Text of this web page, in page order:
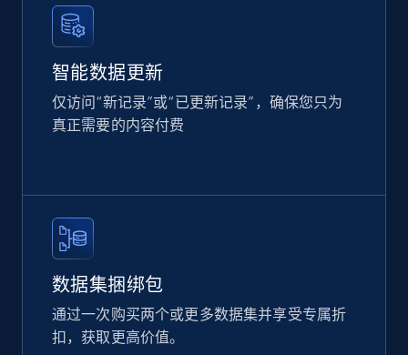
智能数据更新
仅访问“新记录”或“已更新记录”，确保您只为
真正需要的内容付费
数据集捆绑包
通过一次购买两个或更多数据集并享受专属折
扣，获取更高价值。